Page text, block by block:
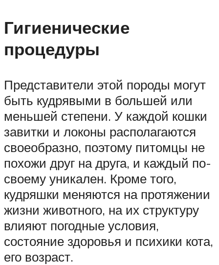
Гигиенические
процедуры
Представители этой породы могут
быть кудрявыми в большей или
меньшей степени. У каждой кошки
завитки и локоны располагаются
своеобразно, поэтому питомцы не
похожи друг на друга, и каждый по-
своему уникален. Кроме того,
кудряшки меняются на протяжении
жизни животного, на их структуру
влияют погодные условия,
состояние здоровья и психики кота,
его возраст.